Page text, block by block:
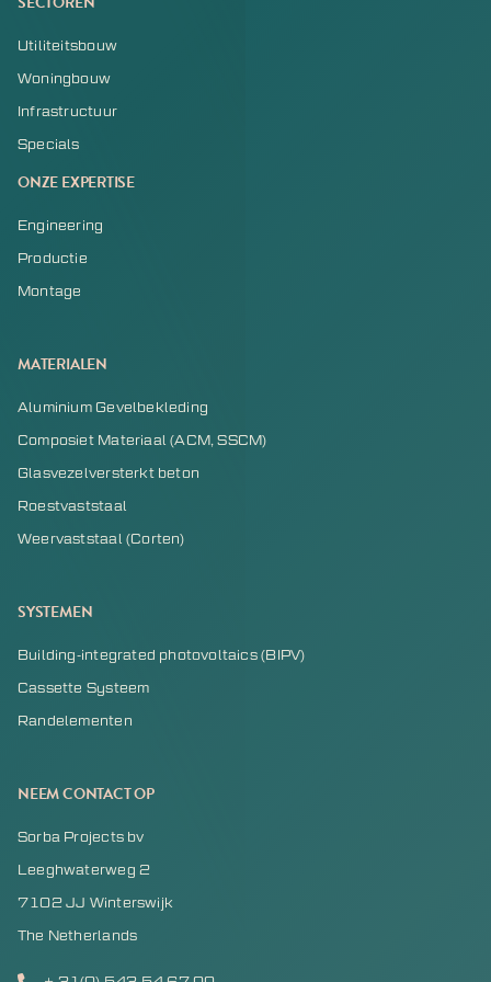
Utiliteitsbouw
Woningbouw
Infrastructuur
Specials
ONZE EXPERTISE
Engineering
Productie
Montage
MATERIALEN
Aluminium Gevelbekleding
Composiet Materiaal (ACM, SSCM)
Glasvezelversterkt beton
Roestvaststaal
Weervaststaal (Corten)
SYSTEMEN
Building-integrated photovoltaics (BIPV)
Cassette Systeem
Randelementen
NEEM CONTACT OP
Sorba Projects bv
Leeghwaterweg 2
7102 JJ Winterswijk
The Netherlands